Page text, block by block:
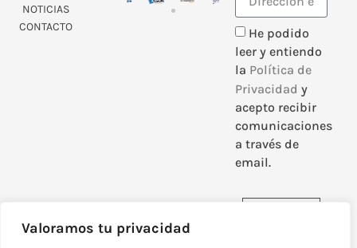
Valoramos tu privacidad
NOTICIAS
CONTACTO
He podido
leer y entiendo
la Política de
Privacidad y
acepto recibir
comunicaciones
a través de
email.